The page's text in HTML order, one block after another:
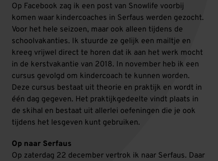
Op Facebook zag ik een post van Snowlife voorbij
komen waar kindercoaches in Serfaus werden gezocht.
Voor het hele seizoen, maar ook alleen tijdens de
schoolvakanties. Ik stuurde ze gelijk een mailtje en
kreeg vrijwel direct te horen dat ik aan het werk mocht
in de kerstvakantie van 2018. In november heb ik een
cursus gevolgd om kindercoach te kunnen worden.
Deze cursus bestaat uit theorie en praktijk en wordt in
één dag gegeven. Het praktijkgedeelte vindt plaats in
de skihal en bestaat uit allerlei oefeningen die je ook
tijdens het lesgeven kunt gebruiken.
Op naar Serfaus
Op zaterdag 22 december vertrok ik naar Serfaus. Daar